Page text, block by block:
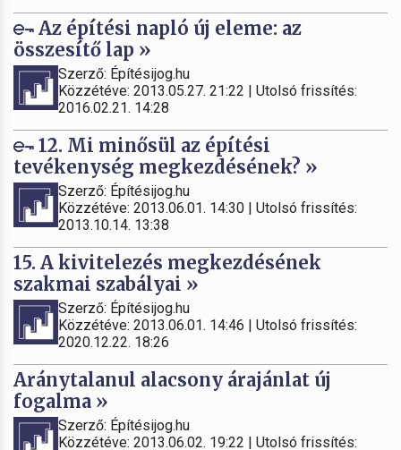
Az építési napló új eleme: az
összesítő lap »
Szerző: Építésijog.hu
Közzétéve: 2013.05.27. 21:22 | Utolsó frissítés:
2016.02.21. 14:28
12. Mi minősül az építési
tevékenység megkezdésének? »
Szerző: Építésijog.hu
Közzétéve: 2013.06.01. 14:30 | Utolsó frissítés:
2013.10.14. 13:38
15. A kivitelezés megkezdésének
szakmai szabályai »
Szerző: Építésijog.hu
Közzétéve: 2013.06.01. 14:46 | Utolsó frissítés:
2020.12.22. 18:26
Aránytalanul alacsony árajánlat új
fogalma »
Szerző: Építésijog.hu
Közzétéve: 2013.06.02. 19:22 | Utolsó frissítés: